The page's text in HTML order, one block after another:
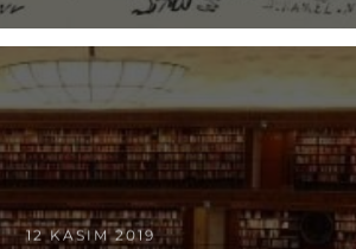
12 KASIM 2019